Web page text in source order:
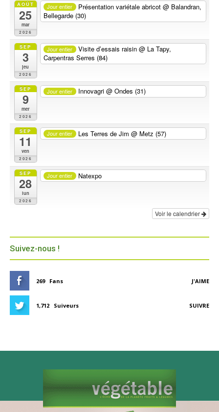
AOÛT
25
mar
2026
Jour entier Présentation variétale abricot@ Balandran,
Bellegarde (30)
SEP
3
jeu
2026
Jour entier Visite d’essais raisin@ La Tapy,
Carpentras Serres (84)
SEP
9
mer
2026
Jour entier Innovagri@ Ondes (31)
SEP
11
ven
2026
Jour entier Les Terres de Jim@ Metz (57)
SEP
28
lun
2026
Jour entier Natexpo
Voir le calendrier
Suivez-nous !
269 Fans J'AIME
1,712 Suiveurs SUIVRE